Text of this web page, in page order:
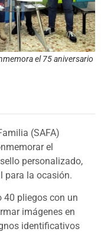
el 75 aniversario
(SAFA)
el
personalizado,
para la ocasión.
40 pliegos con un
imágenes en
identificativos